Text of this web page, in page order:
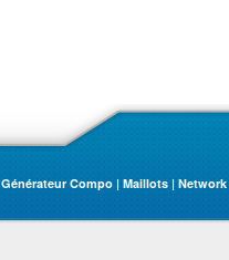
Générateur Compo | Maillots | Network